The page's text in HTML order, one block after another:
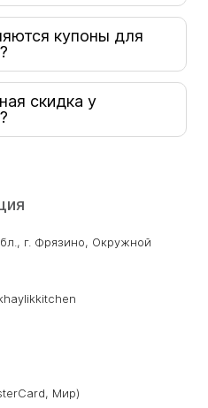
купоны для
скидка у
г. Фрязино, Окружной
Мир)